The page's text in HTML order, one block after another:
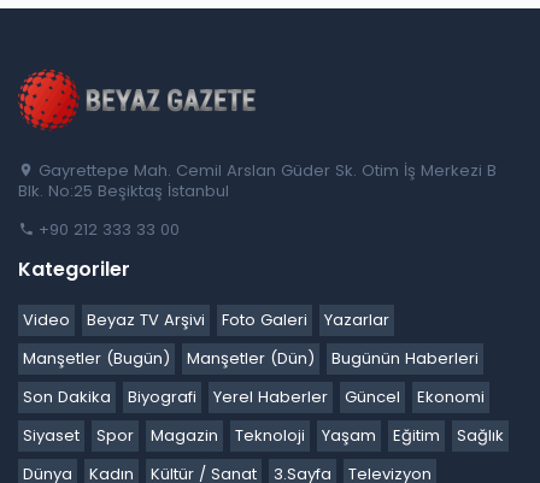
Gayrettepe Mah. Cemil Arslan Güder Sk. Otim İş Merkezi B
Blk. No:25 Beşiktaş İstanbul
+90 212 333 33 00
Kategoriler
Video Beyaz TV Arşivi Foto Galeri
Yazarlar
Manşetler (Bugün)
Manşetler (Dün)
Bugünün Haberleri
Son Dakika
Biyografi Yerel Haberler Güncel
Ekonomi
Siyaset
Spor Magazin Teknoloji Yaşam Eğitim
Sağlık
Dünya
Kadın Kültür / Sanat 3.Sayfa Televizyon